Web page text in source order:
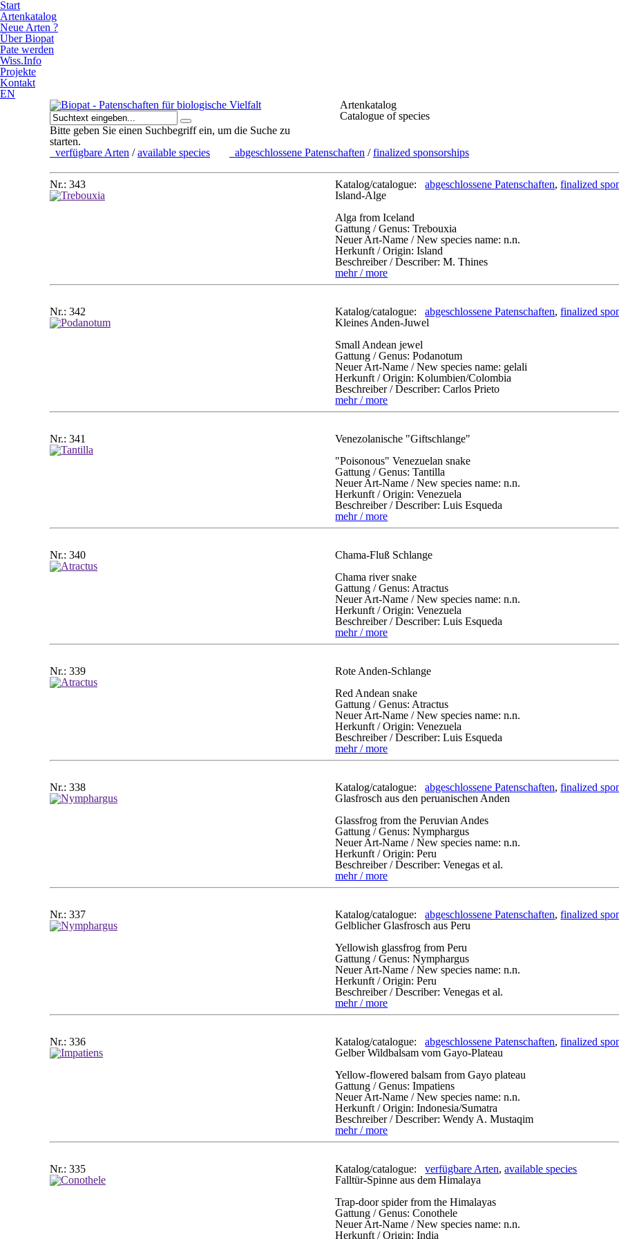
Start
Artenkatalog
Neue Arten ?
Über Biopat
Pate werden
Wiss.Info
Projekte
Kontakt
EN
Bitte geben Sie einen Suchbegriff ein, um die Suche zu
starten.
Artenkatalog
Catalogue of species
verfügbare Arten /available species abgeschlossene Patenschaften /finalized sponsorships
Nr.: 343 Katalog/catalogue:abgeschlossene Patenschaften,finalized
Island-Alge
Alga from Iceland
Gattung / Genus: Trebouxia
Neuer Art-Name / New species name: n.n.
Herkunft / Origin: Island
Beschreiber / Describer: M. Thines
mehr / more
Nr.: 342 Katalog/catalogue:abgeschlossene Patenschaften,finalized
Kleines Anden-Juwel
Small Andean jewel
Gattung / Genus: Podanotum
Neuer Art-Name / New species name: gelali
Herkunft / Origin: Kolumbien/Colombia
Beschreiber / Describer: Carlos Prieto
mehr / more
Nr.: 341
Venezolanische "Giftschlange"
"Poisonous" Venezuelan snake
Gattung / Genus: Tantilla
Neuer Art-Name / New species name: n.n.
Herkunft / Origin: Venezuela
Beschreiber / Describer: Luis Esqueda
mehr / more
Nr.: 340
Chama-Fluß Schlange
Chama river snake
Gattung / Genus: Atractus
Neuer Art-Name / New species name: n.n.
Herkunft / Origin: Venezuela
Beschreiber / Describer: Luis Esqueda
mehr / more
Nr.: 339
Rote Anden-Schlange
Red Andean snake
Gattung / Genus: Atractus
Neuer Art-Name / New species name: n.n.
Herkunft / Origin: Venezuela
Beschreiber / Describer: Luis Esqueda
mehr / more
Nr.: 338 Katalog/catalogue:abgeschlossene Patenschaften,finalized
Glasfrosch aus den peruanischen Anden
Glassfrog from the Peruvian Andes
Gattung / Genus: Nymphargus
Neuer Art-Name / New species name: n.n.
Herkunft / Origin: Peru
Beschreiber / Describer: Venegas et al.
mehr / more
Nr.: 337 Katalog/catalogue:abgeschlossene Patenschaften,finalized
Gelblicher Glasfrosch aus Peru
Yellowish glassfrog from Peru
Gattung / Genus: Nymphargus
Neuer Art-Name / New species name: n.n.
Herkunft / Origin: Peru
Beschreiber / Describer: Venegas et al.
mehr / more
Nr.: 336 Katalog/catalogue:abgeschlossene Patenschaften,finalized
Gelber Wildbalsam vom Gayo-Plateau
Yellow-flowered balsam from Gayo plateau
Gattung / Genus: Impatiens
Neuer Art-Name / New species name: n.n.
Herkunft / Origin: Indonesia/Sumatra
Beschreiber / Describer: Wendy A. Mustaqim
mehr / more
Nr.: 335 Katalog/catalogue:verfügbare Arten,available species
Falltür-Spinne aus dem Himalaya
Trap-door spider from the Himalayas
Gattung / Genus: Conothele
Neuer Art-Name / New species name: n.n.
Herkunft / Origin: India